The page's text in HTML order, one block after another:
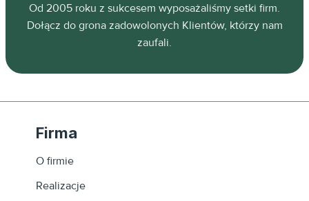
Od 2005 roku z sukcesem wyposażaliśmy setki firm.
Dołącz do grona zadowolonych Klientów, którzy nam
zaufali.
Firma
O firmie
Realizacje